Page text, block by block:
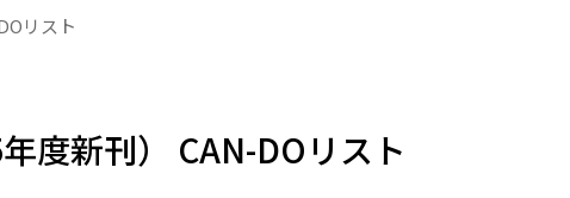
リスト
度新刊） CAN-DOリスト